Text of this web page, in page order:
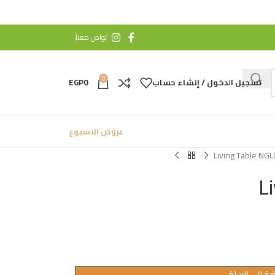
تواص معنا
تسجيل الدخول / إنشاء حساب 0
EGP0
عروض الاسبوع
Living Table